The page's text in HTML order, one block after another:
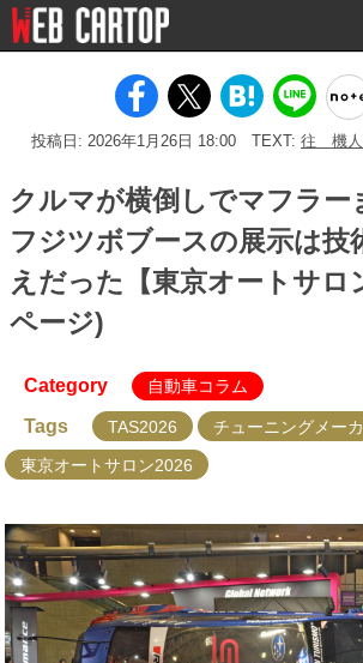
投稿日: 2026年1月26日 18:00 TEXT: 往 機人
クルマが横倒しでマフラ
フジツボブースの展示は技
えだった【東京オートサロ
ページ)
Category 自動車コラム
Tags TAS2026 チューニングメー
東京オートサロン2026